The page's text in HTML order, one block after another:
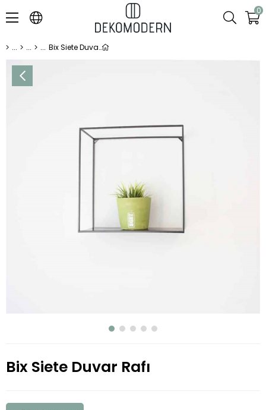
0
Bix Siete Duvar Rafı
Bix Siete Duvar Rafı